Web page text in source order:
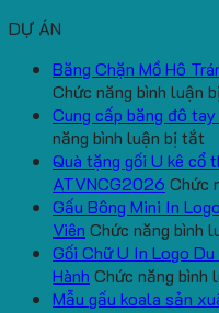
DỰ ÁN
Băng Chặn Mồ Hô
Chức năng bình luận
Cung cấp băng đô
năng bình luận bị tắt
in
Quà tặng gối U kê cổ
ATVNCG2026 Chức
Gấu Bông Mini In
Viên Chức năng bình
Gối Chữ U In Logo
Hành Chức năng bình
Mẫu gấu koala sản